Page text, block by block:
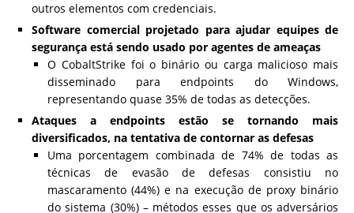
outros elementos com credenciais.
Software comercial projetado para ajudar equipes de
segurança está sendo usado por agentes de ameaças
O CobaltStrike foi o binário ou carga malicioso mais
disseminado para endpoints do Windows,
representando quase 35% de todas as detecções.
Ataques a endpoints estão se tornando mais
diversificados, na tentativa de contornar as defesas
Uma porcentagem combinada de 74% de todas as
técnicas de evasão de defesas consistiu no
mascaramento (44%) e na execução de proxy binário
do sistema (30%) – métodos esses que os adversários